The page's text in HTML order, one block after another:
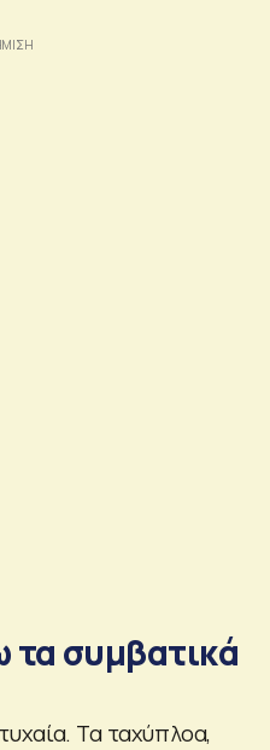
τα συμβατικά
Τα ταχύπλοα,